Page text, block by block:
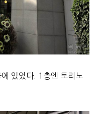
있었다. 1층엔 토리노